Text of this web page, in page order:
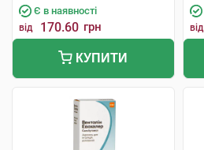
Є в наявності
від 170.60 грн
КУПИТИ
від